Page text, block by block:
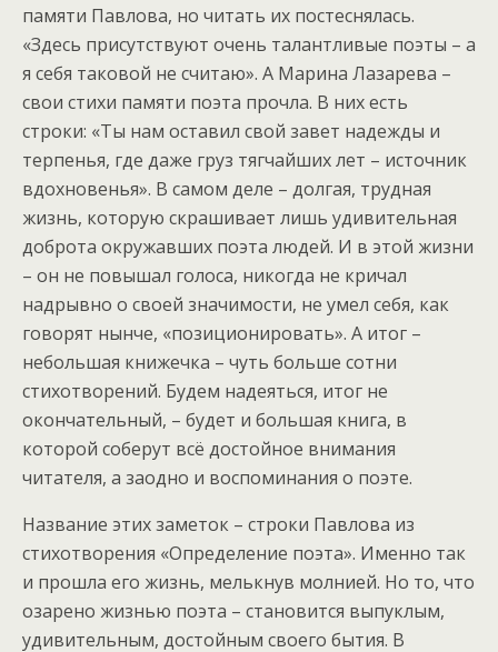
памяти Павлова, но читать их постеснялась.
«Здесь присутствуют очень талантливые поэты – а
я себя таковой не считаю». А Марина Лазарева –
свои стихи памяти поэта прочла. В них есть
строки: «Ты нам оставил свой завет надежды и
терпенья, где даже груз тягчайших лет – источник
вдохновенья». В самом деле – долгая, трудная
жизнь, которую скрашивает лишь удивительная
доброта окружавших поэта людей. И в этой жизни
– он не повышал голоса, никогда не кричал
надрывно о своей значимости, не умел себя, как
говорят нынче, «позиционировать». А итог –
небольшая книжечка – чуть больше сотни
стихотворений. Будем надеяться, итог не
окончательный, – будет и большая книга, в
которой соберут всё достойное внимания
читателя, а заодно и воспоминания о поэте.
Название этих заметок – строки Павлова из
стихотворения «Определение поэта». Именно так
и прошла его жизнь, мелькнув молнией. Но то, что
озарено жизнью поэта – становится выпуклым,
удивительным, достойным своего бытия. В